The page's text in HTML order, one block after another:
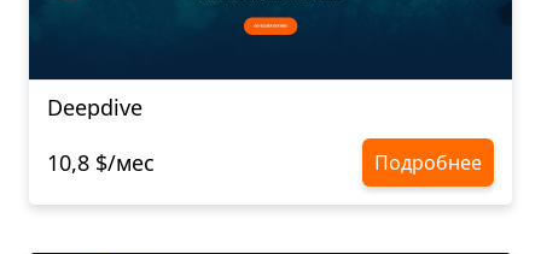
Deepdive
10,8 $/мес
Подробнее